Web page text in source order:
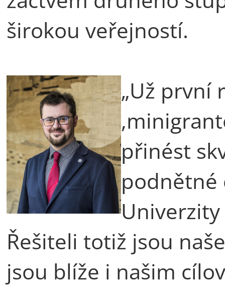
širokou veřejností.
„Už první
přinést
podnětné
Řešiteli totiž jsou
jsou blíže i našim